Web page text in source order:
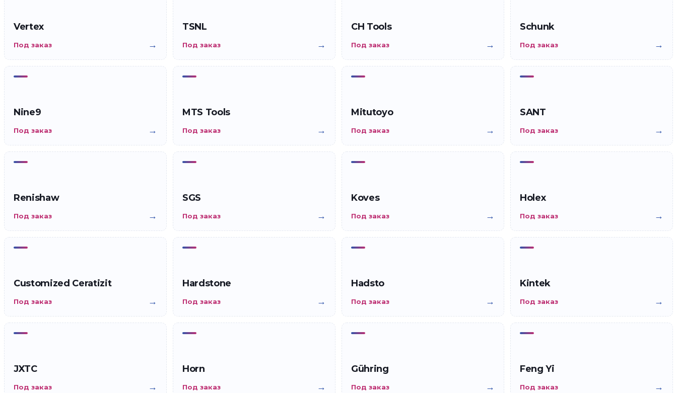
Vertex
Под заказ →
TSNL
Под заказ →
CH Tools
Под заказ →
Schunk
Под заказ →
Nine9
Под заказ →
MTS Tools
Под заказ →
Mitutoyo
Под заказ →
SANT
Под заказ →
Renishaw
Под заказ →
SGS
Под заказ →
Koves
Под заказ →
Holex
Под заказ →
Customized Ceratizit
Под заказ →
Hardstone
Под заказ →
Hadsto
Под заказ →
Kintek
Под заказ →
JXTC
Под заказ →
Horn
Под заказ →
Gühring
Под заказ →
Feng Yi
Под заказ →